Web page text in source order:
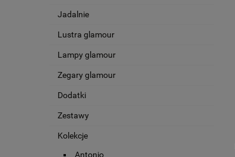
Jadalnie
Lustra glamour
Lampy glamour
Zegary glamour
Dodatki
Zestawy
Kolekcje
Antonio